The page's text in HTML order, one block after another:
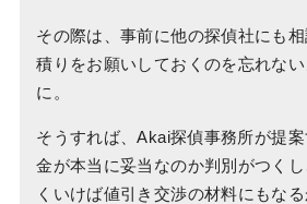
その際は、事前に他の探偵社にも
積りをお願いしておくのを忘れない
に。
そうすれば、Akai探偵事務所が提
金が本当に妥当なのか判別がつく
くいけば値引き交渉の材料にもなる